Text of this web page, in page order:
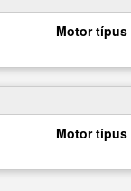
Motor típus
Motor típus